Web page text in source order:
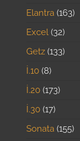
Elantra 163
Excel 32
Getz 133
İ.10 8
İ.20 173
İ.30 17
Sonata 155